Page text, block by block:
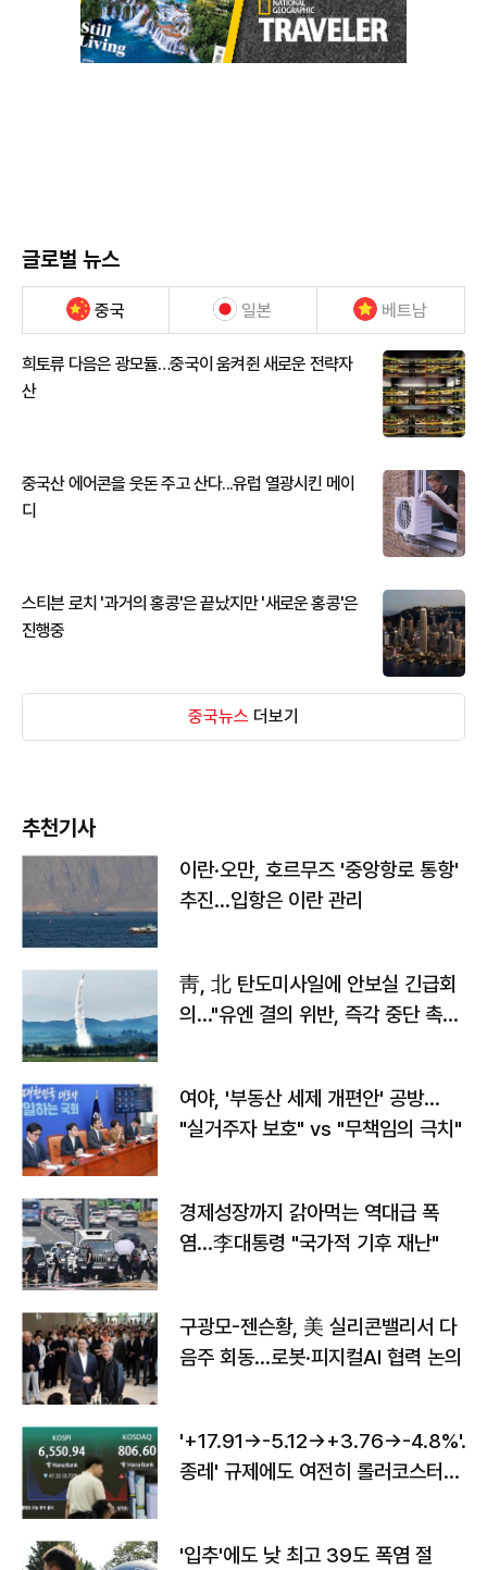
글로벌 뉴스
중국 일본 베트남
희토류 다음은 광모듈…중국이 움켜쥔 새로운 전략자
산
중국산 에어콘을 웃돈 주고 산다...유럽 열광시킨 메이
디
스티븐 로치 '과거의 홍콩'은 끝났지만 '새로운 홍콩'은
진행중
중국뉴스 더보기
추천기사
이란·오만, 호르무즈 '중앙항로 통항'
추진…입항은 이란 관리
靑, 北 탄도미사일에 안보실 긴급회
의…"유엔 결의 위반, 즉각 중단 촉
여야, '부동산 세제 개편안' 공방…
"실거주자 보호" vs "무책임의 극치"
경제성장까지 갉아먹는 역대급 폭
염…李대통령 "국가적 기후 재난"
구광모-젠슨황, 美 실리콘밸리서 다
음주 회동…로봇·피지컬AI 협력 논의
'+17.91→-5.12→+3.76→-4.8%'…'
종레' 규제에도 여전히 롤러코스터
'입추'에도 낮 최고 39도 폭염 절